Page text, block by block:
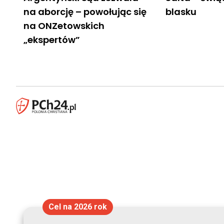
na aborcję – powołując się
na ONZetowskich
„ekspertów”
blasku
Cel na 2026 rok